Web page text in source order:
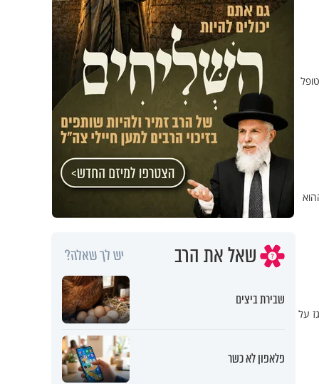
על
שאל את הרב יש לך שאלה?
שבירת ביצים
פלאפון לא כשר